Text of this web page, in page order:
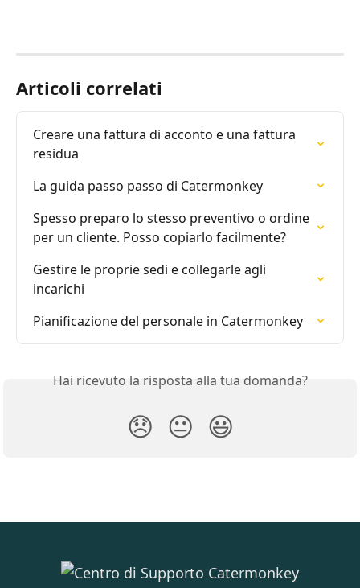
Articoli correlati
Creare una fattura di acconto e una fattura
residua
La guida passo passo di Catermonkey
Spesso preparo lo stesso preventivo o ordine
per un cliente. Posso copiarlo facilmente?
Gestire le proprie sedi e collegarle agli
incarichi
Pianificazione del personale in Catermonkey
Hai ricevuto la risposta alla tua domanda?
😞 😐 😃